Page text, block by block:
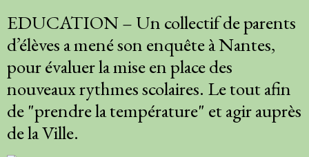
EDUCATION – Un collectif de parents
d’élèves a mené son enquête à Nantes,
pour évaluer la mise en place des
nouveaux rythmes scolaires. Le tout afin
de "prendre la température" et agir auprès
de la Ville.